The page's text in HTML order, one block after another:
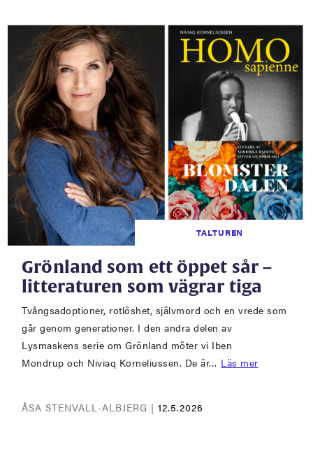
TALTUREN
Grönland som ett öppet sår –
litteraturen som vägrar tiga
Tvångsadoptioner, rotlöshet, självmord och en vrede som
går genom generationer. I den andra delen av
Lysmaskens serie om Grönland möter vi Iben
Mondrup och Niviaq Korneliussen. De är… Läs mer
ÅSA STENVALL-ALBJERG |12.5.2026